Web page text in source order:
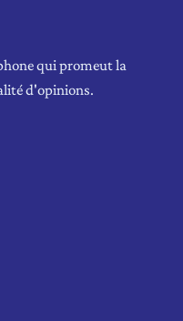
qui promeut la
d'opinions.